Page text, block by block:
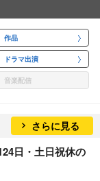
作品
ドラマ出演
音楽配信
さらに見る
日・土日祝休の